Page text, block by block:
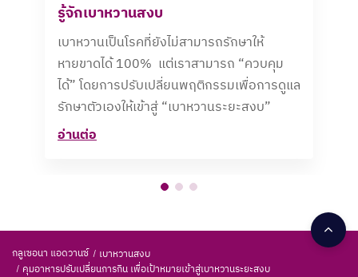
รู้จักเบาหวานสงบ
เบาหวานเป็นโรคที่ยังไม่สามารถรักษาให้
หายขาดได้ 100% แต่เราสามารถ “ควบคุม
ได้” โดยการปรับเปลี่ยนพฤติกรรมเพื่อการดูแล
รักษาตัวเองให้เข้าสู่ “เบาหวานระยะสงบ”
อ่านต่อ
กลูเซอนา แอดวานซ์
เบาหวานสงบ
คุมอาหารปรับเปลี่ยนการกิน เพื่อเป้าหมายเข้าสู่เบาหวานระยะสงบ